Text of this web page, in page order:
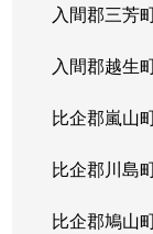
入間郡三芳
入間郡越生
比企郡嵐山
比企郡川島
比企郡鳩山